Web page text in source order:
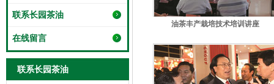
联系长园茶油
在线留言
联系长园茶油
油茶丰产栽培技术培训讲座